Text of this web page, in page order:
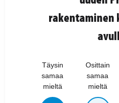
rakentaminen
Täysin
samaa
mieltä
Osittain
samaa
mieltä